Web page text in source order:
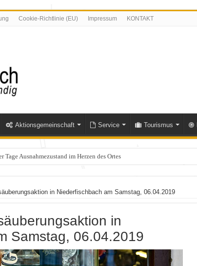
Cookie-Richtlinie (EU) Impressum KONTAKT
Aktionsgemeinschaft Service Tourismus
im Bereich Niederfischbach – Zeugen gesucht
in Niederfischbach am Samstag, 06.04.2019
in
Samstag, 06.04.2019